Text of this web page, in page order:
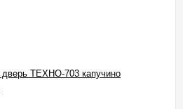
ТЕХНО-703 капучино